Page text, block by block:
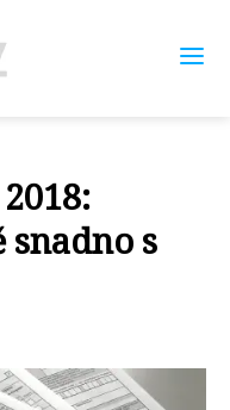
snadno s